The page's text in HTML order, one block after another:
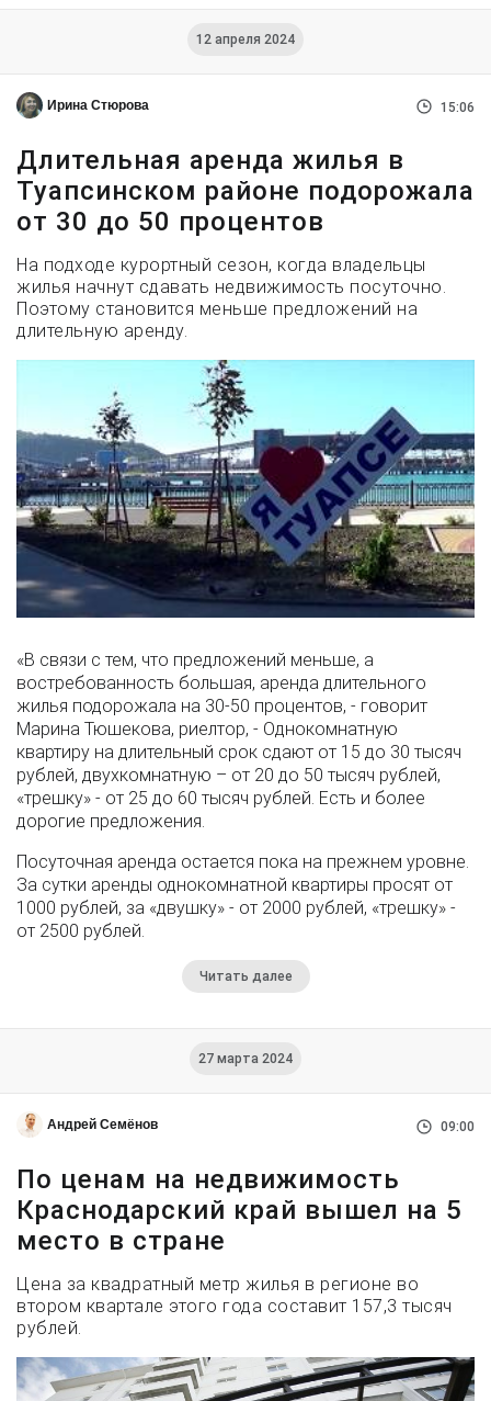
12 апреля 2024
Ирина Стюрова 15:06
Длительная аренда жилья в
Туапсинском районе подорожала
от 30 до 50 процентов
На подходе курортный сезон, когда владельцы
жилья начнут сдавать недвижимость посуточно.
Поэтому становится меньше предложений на
длительную аренду.
«В связи с тем, что предложений меньше, а
востребованность большая, аренда длительного
жилья подорожала на 30-50 процентов, - говорит
Марина Тюшекова, риелтор, - Однокомнатную
квартиру на длительный срок сдают от 15 до 30 тысяч
рублей, двухкомнатную – от 20 до 50 тысяч рублей,
«трешку» - от 25 до 60 тысяч рублей. Есть и более
дорогие предложения.
Посуточная аренда остается пока на прежнем уровне.
За сутки аренды однокомнатной квартиры просят от
1000 рублей, за «двушку» - от 2000 рублей, «трешку» -
от 2500 рублей.
Читать далее
27 марта 2024
Андрей Семёнов 09:00
По ценам на недвижимость
Краснодарский край вышел на 5
место в стране
Цена за квадратный метр жилья в регионе во
втором квартале этого года составит 157,3 тысяч
рублей.